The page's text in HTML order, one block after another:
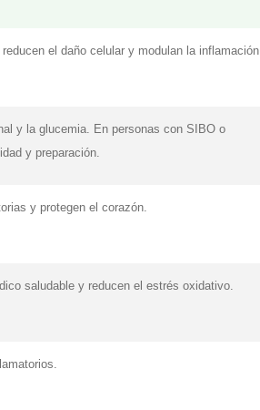
el daño celular y modulan la inflamación.
y la glucemia. En personas con SIBO o
y preparación.
y protegen el corazón.
saludable y reducen el estrés oxidativo.